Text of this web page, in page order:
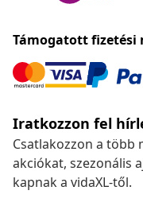
Támogatott fizetési
Iratkozzon fel
Csatlakozzon a több
akciókat, szezonális
kapnak a vidaXL-től.